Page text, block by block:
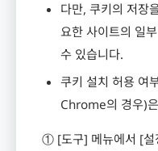
다만, 쿠키의 저장
요한 사이트의 일
수 있습니다.
쿠키 설치 허용 여
Chrome의 경우)
① [도구] 메뉴에서 [설